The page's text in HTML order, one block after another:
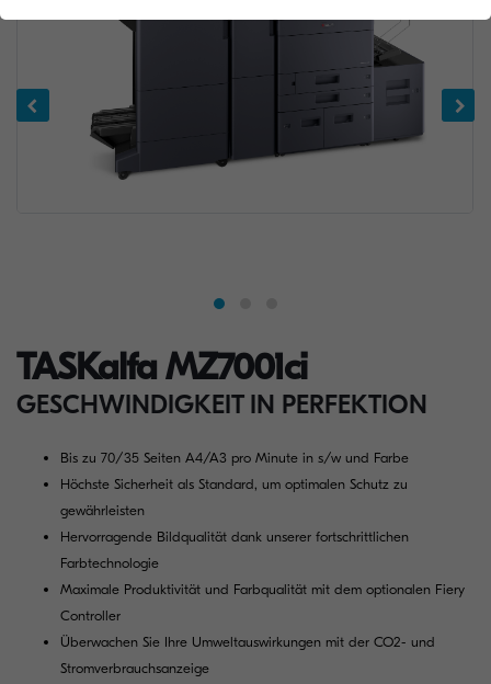
TASKalfa MZ7001ci
GESCHWINDIGKEIT IN PERFEKTION
Bis zu 70/35 Seiten A4/A3 pro Minute in s/w und Farbe
Höchste Sicherheit als Standard, um optimalen Schutz zu
gewährleisten
Hervorragende Bildqualität dank unserer fortschrittlichen
Farbtechnologie
Maximale Produktivität und Farbqualität mit dem optionalen Fiery
Controller
Überwachen Sie Ihre Umweltauswirkungen mit der CO2- und
Stromverbrauchsanzeige